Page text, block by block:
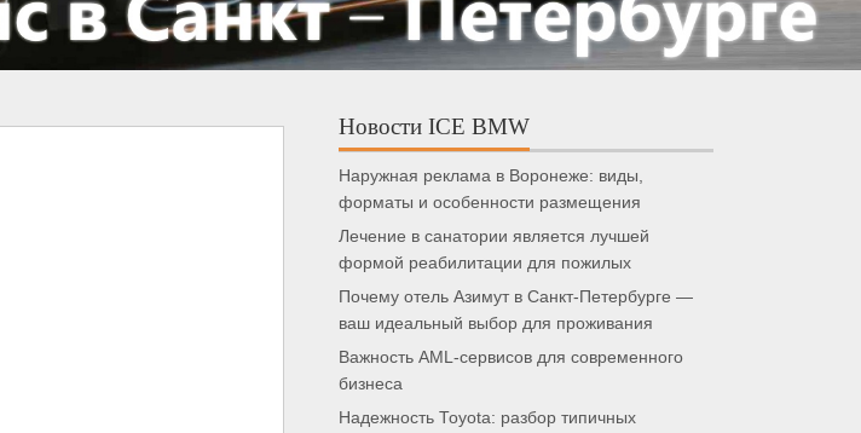
Новости ICE BMW
Наружная реклама в Воронеже: виды,
форматы и особенности размещения
Лечение в санатории является лучшей
формой реабилитации для пожилых
Почему отель Азимут в Санкт-Петербурге —
ваш идеальный выбор для проживания
Важность AML-сервисов для современного
бизнеса
Надежность Toyota: разбор типичных